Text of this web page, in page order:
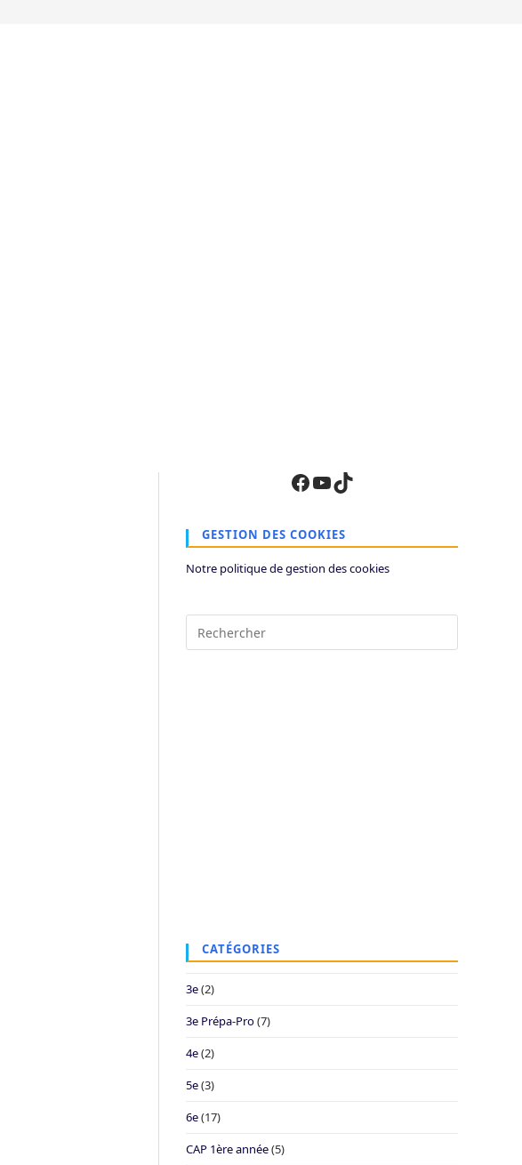
Facebook
YouTube
TikTok
GESTION DES COOKIES
Notre politique de gestion des cookies
Escape
CATÉGORIES
3e(2)
3e Prépa-Pro(7)
4e(2)
5e(3)
6e(17)
CAP 1ère année(5)